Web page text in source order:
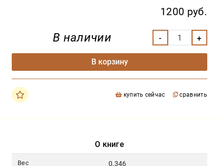
1200 руб.
В наличии
В корзину
купить сейчас сравнить
О книге
Вес 0,346